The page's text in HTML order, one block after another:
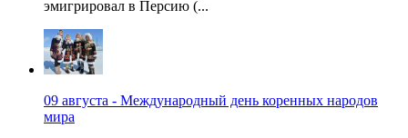
эмигрировал в Персию (...
09 августа - Международный день коренных народов
мира